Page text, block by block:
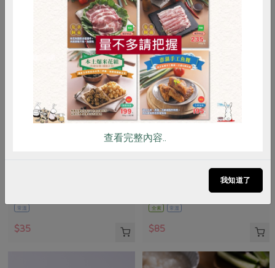
常溫
$35
明德食品工業股份有限公司
170公克(含固形物110公克)
全素 常溫
$85
RPET 食譜 減硝酸鹽
雞蛋 食安 共同購買
查看完整內容..
我知道了